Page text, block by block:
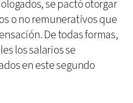
se pactó otorgar
o no remunerativos que
De todas formas,
los salarios se
en este segundo